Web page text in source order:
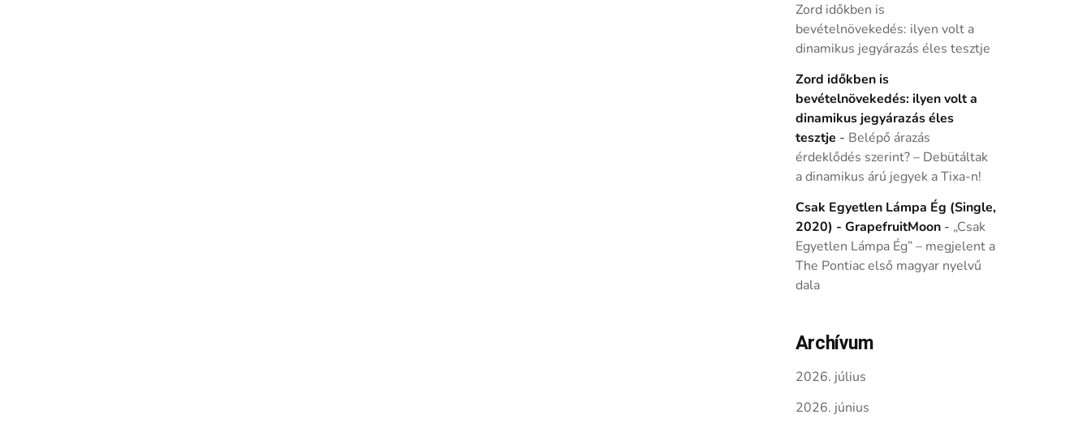
Zord időkben is
bevételnövekedés: ilyen volt a
dinamikus jegyárazás éles tesztje
Zord időkben is
bevételnövekedés: ilyen volt a
dinamikus jegyárazás éles
tesztje - Belépő árazás
érdeklődés szerint? – Debütáltak
a dinamikus árú jegyek a Tixa-n!
Csak Egyetlen Lámpa Ég (Single,
2020) - GrapefruitMoon- „Csak
Egyetlen Lámpa Ég” – megjelent a
The Pontiac első magyar nyelvű
dala
Archívum
2026. július
2026. június